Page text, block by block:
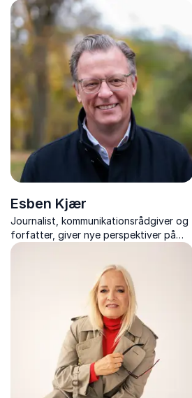
Esben Kjær
Journalist, kommunikationsrådgiver og
forfatter, giver nye perspektiver på
livet, døden og arbejdslivet